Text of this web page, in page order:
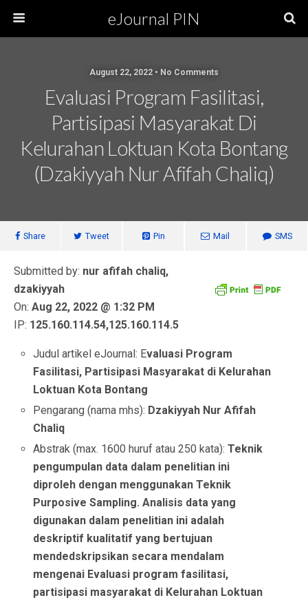
eJournal PIN
August 22, 2022 • No Comments
Evaluasi Program Fasilitasi,
Partisipasi Masyarakat Di
Kelurahan Loktuan Kota Bontang
(Dzakiyyah Nur Afifah Chaliq)
Share Tweet Pin Mail SMS
Submitted by: nur afifah chaliq,
dzakiyyah
On: Aug 22, 2022 @ 1:32 PM
IP: 125.160.114.54,125.160.114.5
Judul artikel eJournal: Evaluasi Program
Fasilitasi, Partisipasi Masyarakat di Kelurahan
Loktuan Kota Bontang
Pengarang (nama mhs): Dzakiyyah Nur Afifah
Chaliq
Abstrak (max. 1600 huruf atau 250 kata):Teknik
pengumpulan data dalam penelitian ini
diproleh dengan menggunakan Teknik
Purposive Sampling. Analisis data yang
digunakan dalam penelitian ini adalah
deskriptif kualitatif yang bertujuan
mendedskripsikan secara mendalam
mengenai Evaluasi program fasilitasi,
partisipasi masyarakat di Kelurahan Loktuan